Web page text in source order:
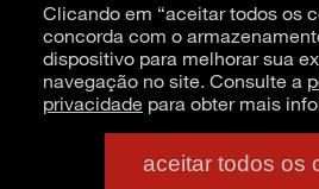
CNPJ: 62.520.218/0001-24
Razão social: Museu de Arte Moderna de
Clicando em “aceitar todos os
concorda com o
dispositivo para melhorar sua
navegação no site. Consulte a
privacidade para obter mais
aceitar todos os